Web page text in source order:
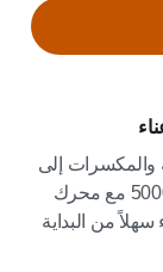
والمكسرات إلى
أفضل العصائر مع خلاط Philips من السلسلة 5000 مع محرك
سهلاً من البداية